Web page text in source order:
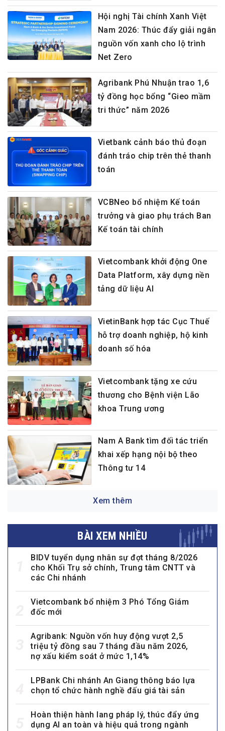
Hội nghị Tài chính Xanh Việt
Nam 2026: Thúc đẩy giải ngân
nguồn vốn xanh cho lộ trình
Net Zero
Agribank Phú Nhuận trao 1,6
tỷ đồng học bổng “Gieo mầm
tri thức” năm 2026
Vietbank cảnh báo thủ đoạn
đánh tráo chip trên thẻ thanh
toán
VCBNeo bổ nhiệm Kế toán
trưởng và giao phụ trách Ban
Kế toán tài chính
Vietcombank khởi động One
Data Platform, xây dựng nền
tảng dữ liệu AI
VietinBank hợp tác Cục Thuế
hỗ trợ doanh nghiệp, hộ kinh
doanh số hóa
Vietcombank tặng xe cứu
thương cho Bệnh viện Lão
khoa Trung ương
Nam A Bank tìm đối tác triển
khai xếp hạng nội bộ theo
Thông tư 14
Xem thêm
BÀI XEM NHIỀU
BIDV tuyển dụng nhân sự đợt tháng 8/2026
cho Khối Trụ sở chính, Trung tâm CNTT và
các Chi nhánh
Vietcombank bổ nhiệm 3 Phó Tổng Giám
đốc mới
Agribank: Nguồn vốn huy động vượt 2,5
triệu tỷ đồng sau 7 tháng đầu năm 2026,
nợ xấu kiểm soát ở mức 1,14%
LPBank Chi nhánh An Giang thông báo lựa
chọn tổ chức hành nghề đấu giá tài sản
Hoàn thiện hành lang pháp lý, thúc đẩy ứng
dụng AI an toàn và hiệu quả trong ngành